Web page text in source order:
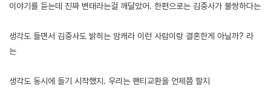
이야기를 듣는데 진짜 변태라는걸 깨달았어. 한편으로는 김중사가 불쌍하다는
생각도 들면서 김중사도 밝히는 암캐라 이런 사람이랑 결혼한게 아닐까? 라
는
생각도 동시에 들기 시작했지. 우리는 팬티교환을 언제쯤 할지